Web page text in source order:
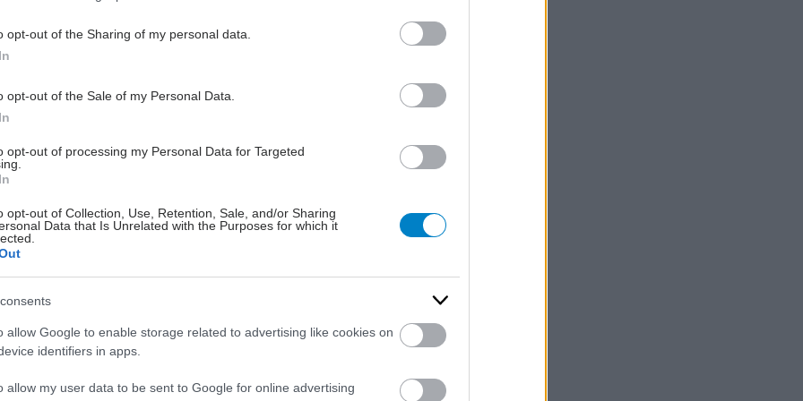
opt-out of the Sharing of my personal data.
opt-out of the Sale of my Personal Data.
opt-out of processing my Personal Data for Targeted
opt-out of Collection, Use, Retention, Sale, and/or Sharing
Data that Is Unrelated with the Purposes for which it
allow Google to enable storage related to advertising like cookies on
identifiers in apps.
allow my user data to be sent to Google for online advertising
της Ένωσης
www.livemedia.gr/greekpatient
καθώς και από τα μέσα
δικτύωσης στο Facebook
των συλλόγων ασθενών της χώρας.
Loading...
Σχολίου